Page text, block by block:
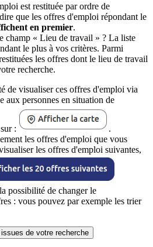
est restituée par ordre de
que les offres d'emploi répondant le
en premier.
champ « Lieu de travail » ? La liste
le plus à vos critères. Parmi
les offres dont le lieu de travail
recherche.
de visualiser ces offres d'emploi via
aux personnes en situation de
:
.
les offres d'emploi que vous
les offres d'emploi suivantes,
possibilité de changer le
: vous pouvez par exemple les trier
de votre recherche